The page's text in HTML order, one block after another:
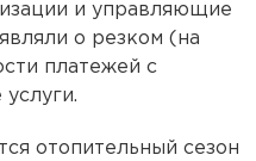
и управляющие
о резком (на
платежей с
отопительный сезон